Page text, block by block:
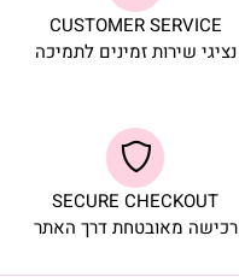
CUSTOMER SERVICE
נציגי שירות זמינים לתמיכה
SECURE CHECKOUT
רכישה מאובטחת דרך האתר